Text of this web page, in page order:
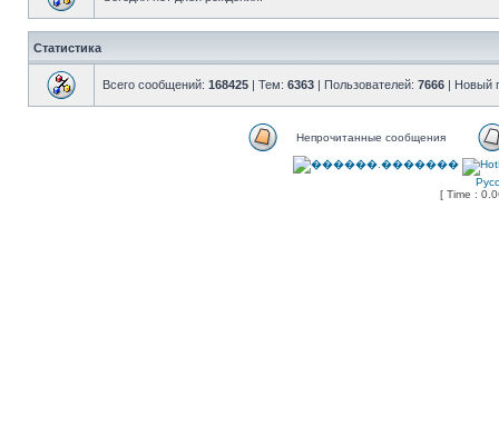
Статистика
Всего сообщений: 168425 | Тем: 6363 | Пользователей: 7666 | Новый
Непрочитанные сообщения
[ Time :